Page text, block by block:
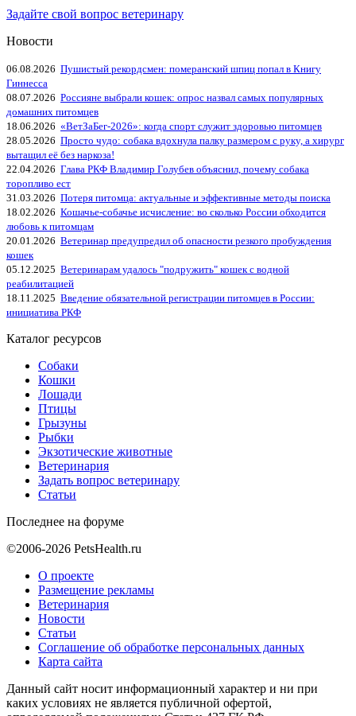
Задайте свой вопрос ветеринару
Новости
06.08.2026 Пушистый рекордсмен: померанский шпиц попал в Книгу
Гиннесса
08.07.2026 Россияне выбрали кошек: опрос назвал самых популярных
домашних питомцев
18.06.2026 «ВетЗаБег‑2026»: когда спорт служит здоровью питомцев
28.05.2026 Просто чудо: собака вдохнула палку размером с руку, а хирург
вытащил её без наркоза!
22.04.2026 Глава РКФ Владимир Голубев объяснил, почему собака
торопливо ест
31.03.2026 Потеря питомца: актуальные и эффективные методы поиска
18.02.2026 Кошачье-собачье исчисление: во сколько России обходится
любовь к питомцам
20.01.2026 Ветеринар предупредил об опасности резкого пробуждения
кошек
05.12.2025 Ветеринарам удалось "подружить" кошек с водной
реабилитацией
18.11.2025 Введение обязательной регистрации питомцев в России:
инициатива РКФ
Каталог ресурсов
Собаки
Кошки
Лошади
Птицы
Грызуны
Рыбки
Экзотические животные
Ветеринария
Задать вопрос ветеринару
Статьи
Последнее на форуме
©2006-2026 PetsHealth.ru
О проекте
Размещение рекламы
Ветеринария
Новости
Статьи
Соглашение об обработке персональных данных
Карта сайта
Данный сайт носит информационный характер и ни при
каких условиях не является публичной офертой,